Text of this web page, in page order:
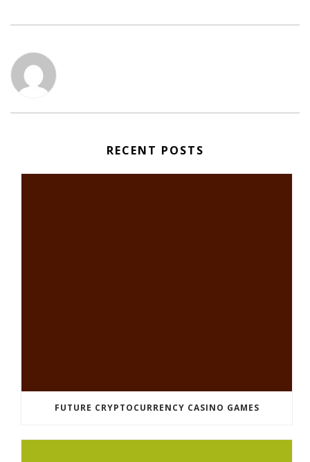
RECENT POSTS
FUTURE CRYPTOCURRENCY CASINO GAMES